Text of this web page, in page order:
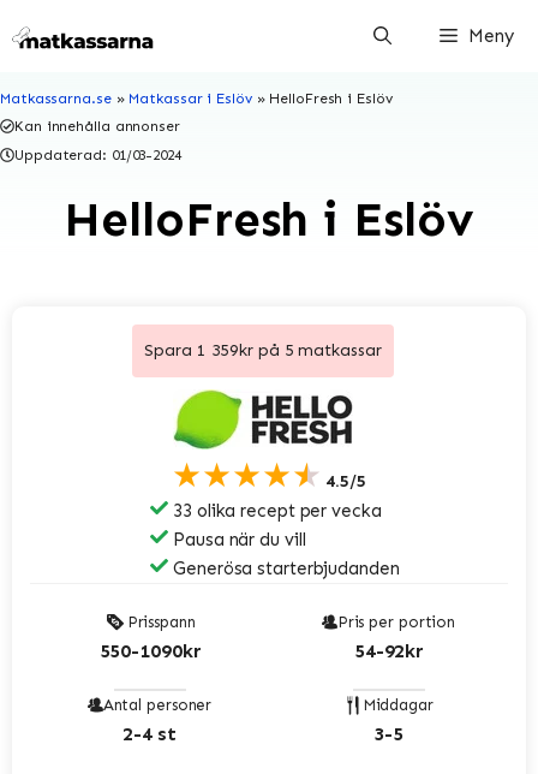
till
Meny
Matkassarna.se» Matkassar i Eslöv» HelloFresh i Eslöv
Kan innehålla annonser
Uppdaterad: 01/03-2024
HelloFresh i Eslöv
Spara 1 359kr på 5 matkassar
★★★★★ 4.5/5
33 olika recept per vecka
Pausa när du vill
Generösa starterbjudanden
Prisspann
550-1090kr
Pris per portion
54-92kr
Antal personer
2-4 st
Middagar
3-5